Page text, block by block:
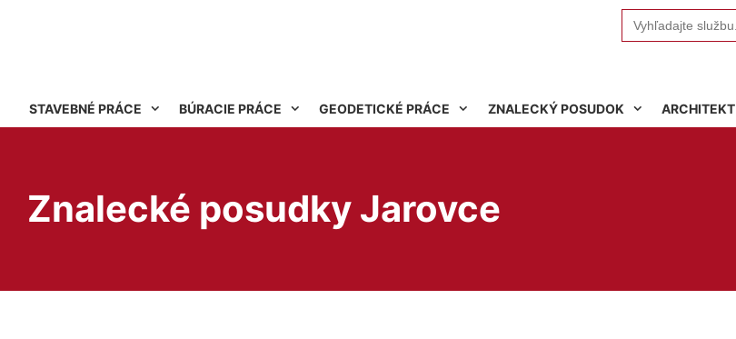
Search
for:
STAVEBNÉ PRÁCE BÚRACIE PRÁCE GEODETICKÉ PRÁCE ZNALECKÝ POSUDOK ARCHITEKT
Znalecké posudky Jarovce